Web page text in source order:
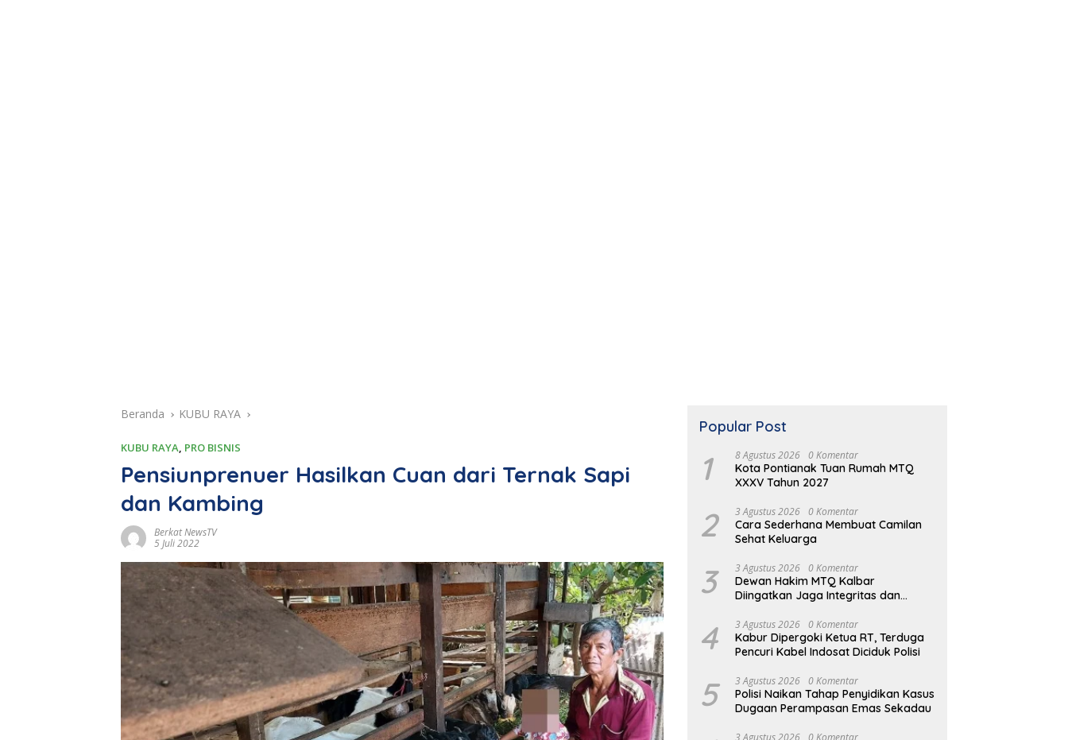
Beranda KUBU RAYA
KUBU RAYA, PRO BISNIS
Pensiunprenuer Hasilkan Cuan dari Ternak Sapi
dan Kambing
Berkat NewsTV
5 Juli 2022
Popular Post
1 8 Agustus 2026 0 Komentar
Kota Pontianak Tuan Rumah MTQ
XXXV Tahun 2027
2 3 Agustus 2026 0 Komentar
Cara Sederhana Membuat Camilan
Sehat Keluarga
3 3 Agustus 2026 0 Komentar
Dewan Hakim MTQ Kalbar
Diingatkan Jaga Integritas dan
4 3 Agustus 2026 0 Komentar
Kabur Dipergoki Ketua RT, Terduga
Pencuri Kabel Indosat Diciduk Polisi
5 3 Agustus 2026 0 Komentar
Polisi Naikan Tahap Penyidikan Kasus
Dugaan Perampasan Emas Sekadau